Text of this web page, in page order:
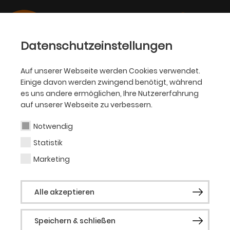
Datenschutzeinstellungen
Auf unserer Webseite werden Cookies verwendet.
Einige davon werden zwingend benötigt, während
es uns andere ermöglichen, Ihre Nutzererfahrung
auf unserer Webseite zu verbessern.
Notwendig
Statistik
Marketing
Alle akzeptieren
Speichern & schließen
BALLETT
Carlo Cerri
Lichtdesigner
Carlo Cerri wurde in Rom geboren. Nach
einigen Erfahrungen als Bühnenbildner
und Lichtdesigner in der italienischen Welt
der Oper begann er 1987 eine intensive